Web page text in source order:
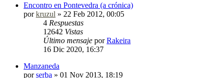
Encontro en Pontevedra (a crónica)
porkruzul » 22 Feb 2012, 00:05
4 Respuestas
12642 Vistas
Último mensaje porRakeira
16 Dic 2020, 16:37
Manzaneda
porserba » 01 Nov 2013, 18:19